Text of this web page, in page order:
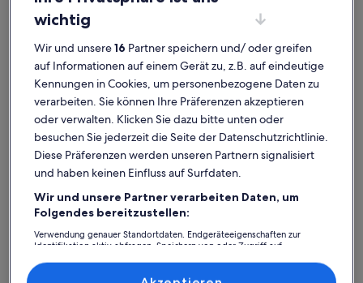
Wähle die passende Ferienunterkunft, die nahe Moosbahn gelegen
ist. Ferienunterkünfte bieten dir für deinen Aufenthalt mit deinen
Freunden, deiner Familie oder deiner Fellnase eine Reihe toller
Annehmlichkeiten, wie Klimaanlage und WLAN. Was auch immer du
dir vorstellst, du findest bestimmt die Unterkunft, die allen gefällt
und allen Bedürfnissen gerecht wird – das Angebot bei uns ist
vielfältig und umfasst Häuser, die über barrierarme Optionen
verfügen oder geeignet für Nichtraucher sind.
Finde Unterkünfte ganz nach deinem
Geschmack
Suche nach FerienhäusernSuche nach Ferienwohnungen oder
Suche nach
wichtig
Wir und unsere16 Partner speichern und/ oder greifen
auf Informationen auf einem Gerät zu, z.B. auf eindeutige
Kennungen in Cookies, um personenbezogene Daten zu
verarbeiten. Sie können Ihre Präferenzen akzeptieren
oder verwalten. Klicken Sie dazu bitte unten oder
besuchen Sie jederzeit die Seite der Datenschutzrichtlinie.
Diese Präferenzen werden unseren Partnern signalisiert
und haben keinen Einfluss auf Surfdaten.
Wir und unsere Partner verarbeiten Daten, um
Folgendes bereitzustellen:
Verwendung genauer Standortdaten. Endgeräteeigenschaften zur
Identifikation aktiv abfragen. Speichern von oder Zugriff auf
Inhalte, Messung von Werbeleistung und der Performance von Inhalten,
Zielgruppenforschung sowie Entwicklung und Verbesserung von